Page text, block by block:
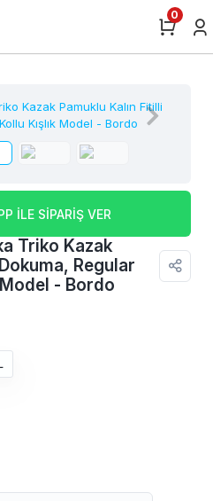
0
İLE SİPARİŞ VER
Triko Kazak
Regular
Model - Bordo